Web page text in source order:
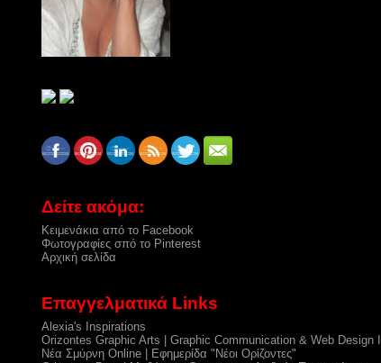
Δείτε ακόμα:
Κειμενάκια από το Facebook
Φωτογραφίες σπό το Pinterest
Αρχική σελίδα
Επαγγελματικά Links
Alexia's Inspirations
Orizontes Graphic Arts | Graphic Communication & Web Design
Νέα Σμύρνη Online | Εφημερίδα "Νέοι Ορίζοντες"